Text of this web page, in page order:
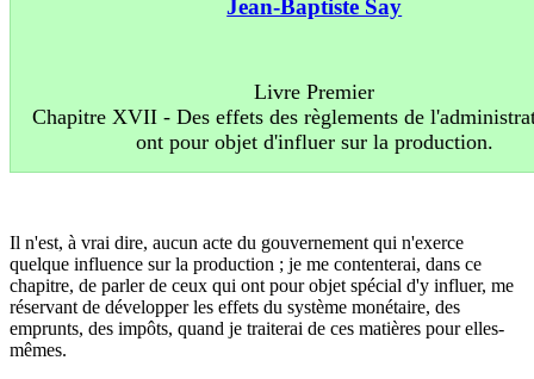
Jean-Baptiste Say
Livre Premier
Chapitre XVII - Des effets des règlements de
ont pour objet d'influer sur la production.
Il n'est, à vrai dire, aucun acte du gouvernement qui n'exerce
quelque influence sur la production ; je me contenterai, dans ce
chapitre, de parler de ceux qui ont pour objet spécial d'y influer, me
réservant de développer les effets du système monétaire, des
emprunts, des impôts, quand je traiterai de ces matières pour elles-
mêmes.